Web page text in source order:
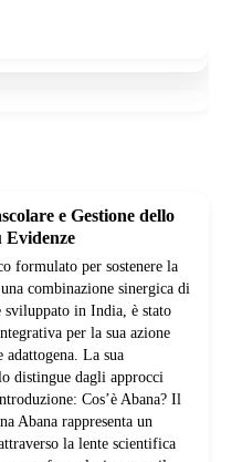
e Gestione dello
Evidenze
formulato per sostenere la
combinazione sinergica di
in India, è stato
per la sua azione
La sua
distingue dagli approcci
Cos’è Abana? Il
Abana rappresenta un
la lente scientifica